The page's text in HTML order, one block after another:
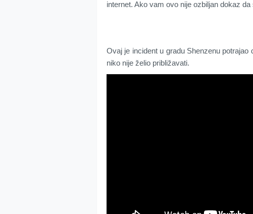
internet. Ako vam ovo nije ozbiljan dokaz
Ovaj je incident u gradu Shenzenu
niko nije želio približavati.